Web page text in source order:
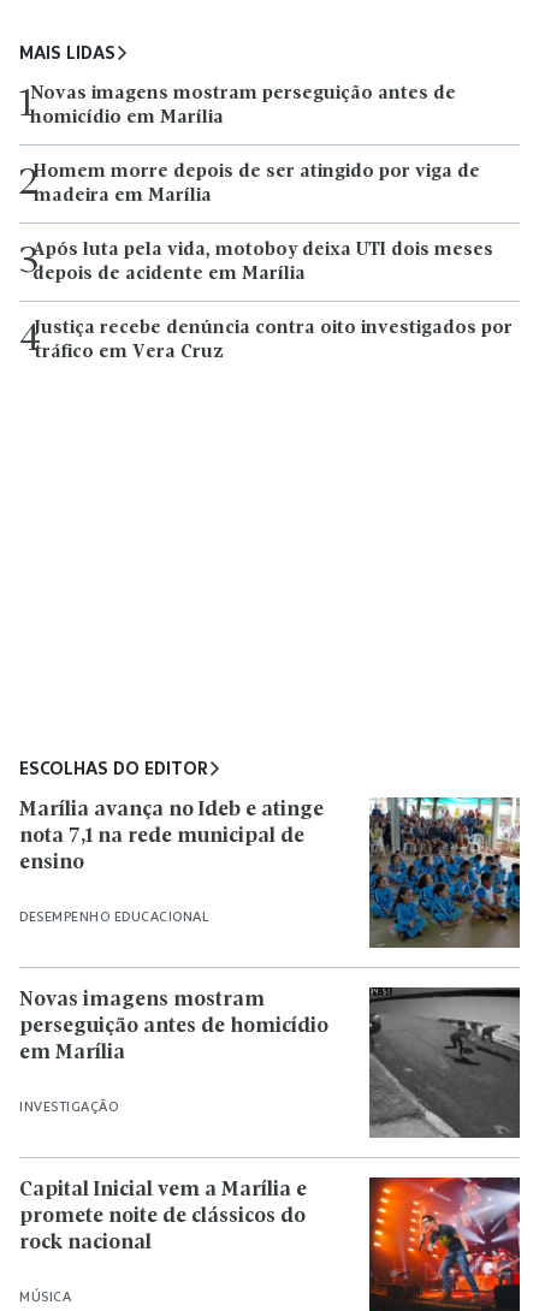
MAIS LIDAS
1Novas imagens mostram perseguição antes de
homicídio em Marília
2Homem morre depois de ser atingido por viga de
madeira em Marília
3Após luta pela vida, motoboy deixa UTI dois meses
depois de acidente em Marília
4Justiça recebe denúncia contra oito investigados por
tráfico em Vera Cruz
ESCOLHAS DO EDITOR
DESEMPENHO EDUCACIONAL
Marília avança no Ideb e atinge
nota 7,1 na rede municipal de
ensino
INVESTIGAÇÃO
Novas imagens mostram
perseguição antes de homicídio
em Marília
MÚSICA
Capital Inicial vem a Marília e
promete noite de clássicos do
rock nacional